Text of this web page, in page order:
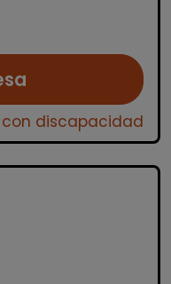
con discapacidad